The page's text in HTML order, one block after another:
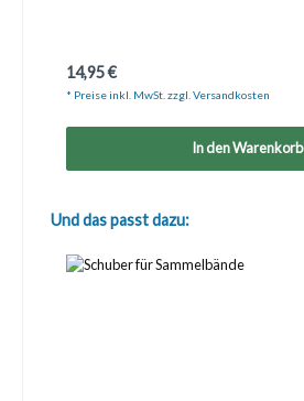
Regulärer Preis:
14,95 €
* Preise inkl. MwSt. zzgl. Versandkosten
In den Warenkorb
Produktgalerie überspringen
Und das passt dazu: